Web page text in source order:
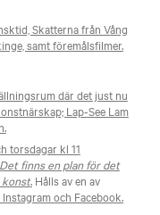
Skatterna från Vång
samt föremålsfilmer.
där det just nu
Lap-See Lam
torsdagar kl 11
Det finns en plan för det
konst.Hålls av en av
och Facebook.